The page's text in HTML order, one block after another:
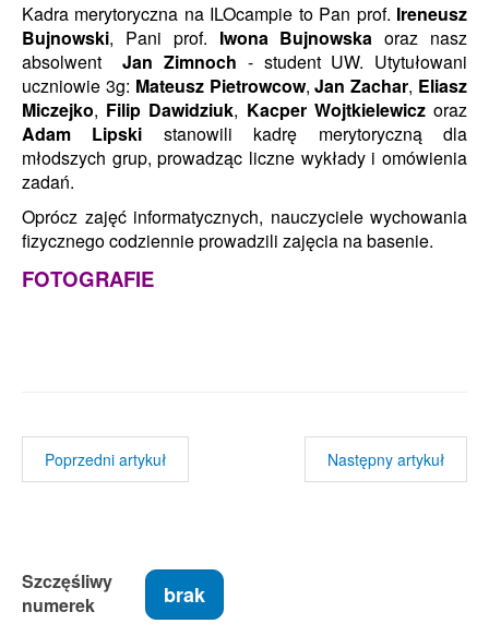
Kadra merytoryczna na ILOcampie to Pan prof. Ireneusz
Bujnowski, Pani prof. Iwona Bujnowska oraz nasz
absolwent
Jan Zimnoch - student UW. Utytułowani
uczniowie 3g: Mateusz Pietrowcow,Jan Zachar, Eliasz
Miczejko, Filip Dawidziuk, Kacper Wojtkielewiczoraz
Adam Lipski stanowili kadrę merytoryczną dla
młodszych grup, prowadząc liczne wykłady i omówienia
zadań.
Oprócz zajęć informatycznych, nauczyciele wychowania
fizycznego codziennie prowadzili zajęcia na basenie.
FOTOGRAFIE
Poprzedni artykuł Następny artykuł
Szczęśliwy
numerek
brak